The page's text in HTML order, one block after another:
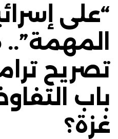
“على
تصريح
باب
غزة؟